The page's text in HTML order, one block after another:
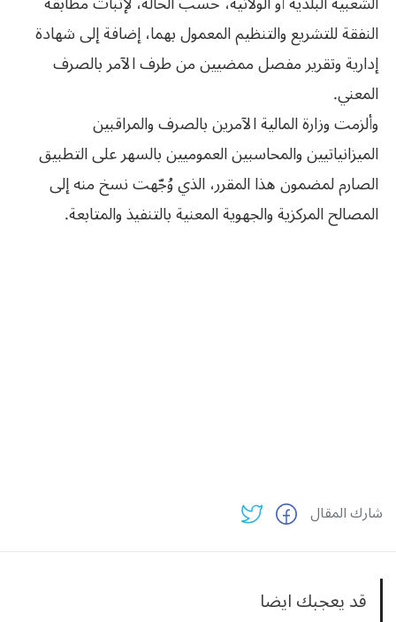
النفقة للتشريع والتنظيم المعمول بهما، إضافة إلى شهادة
إدارية وتقرير مفصل ممضيين من طرف الآمر بالصرف
المعني.
وألزمت وزارة المالية الآمرين بالصرف والمراقبين
الميزانياتيين والمحاسبين العموميين بالسهر على التطبيق
الصارم لمضمون هذا المقرر، الذي وُجّهت نسخ منه إلى
المصالح المركزية والجهوية المعنية بالتنفيذ والمتابعة.
شارك المقال
قد يعجبك ايضا